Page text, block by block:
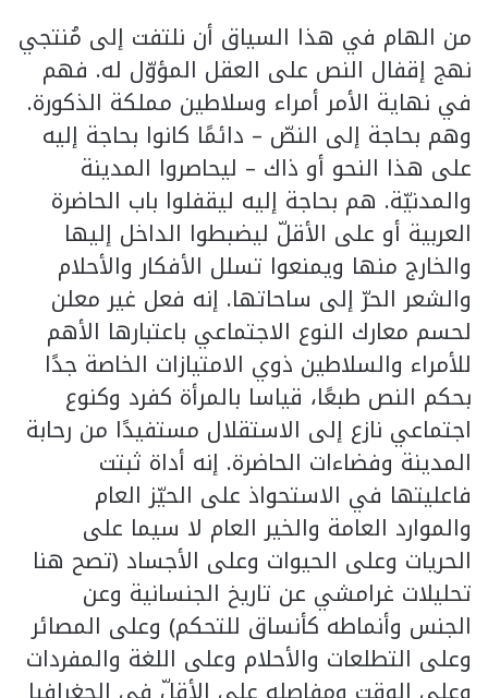
من الهام في هذا السياق أن نلتفت إلى مُنتجي
نهج إقفال النص على العقل المؤوّل له. فهم
في نهاية الأمر أمراء وسلاطين مملكة الذكورة.
وهم بحاجة إلى النصّ – دائمًا كانوا بحاجة إليه
على هذا النحو أو ذاك – ليحاصروا المدينة
والمدنيّة. هم بحاجة إليه ليقفلوا باب الحاضرة
العربية أو على الأقلّ ليضبطوا الداخل إليها
والخارج منها ويمنعوا تسلل الأفكار والأحلام
والشعر الحرّ إلى ساحاتها. إنه فعل غير معلن
لحسم معارك النوع الاجتماعي باعتبارها الأهم
للأمراء والسلاطين ذوي الامتيازات الخاصة جدًا
بحكم النص طبعًا، قياسا بالمرأة كفرد وكنوع
اجتماعي نازع إلى الاستقلال مستفيدًا من رحابة
المدينة وفضاءات الحاضرة. إنه أداة ثبتت
فاعليتها في الاستحواذ على الحيّز العام
والموارد العامة والخير العام لا سيما على
الحريات وعلى الحيوات وعلى الأجساد (تصح هنا
تحليلات غرامشي عن تاريخ الجنسانية وعن
الجنس وأنماطه كأنساق للتحكم) وعلى المصائر
وعلى التطلعات والأحلام وعلى اللغة والمفردات